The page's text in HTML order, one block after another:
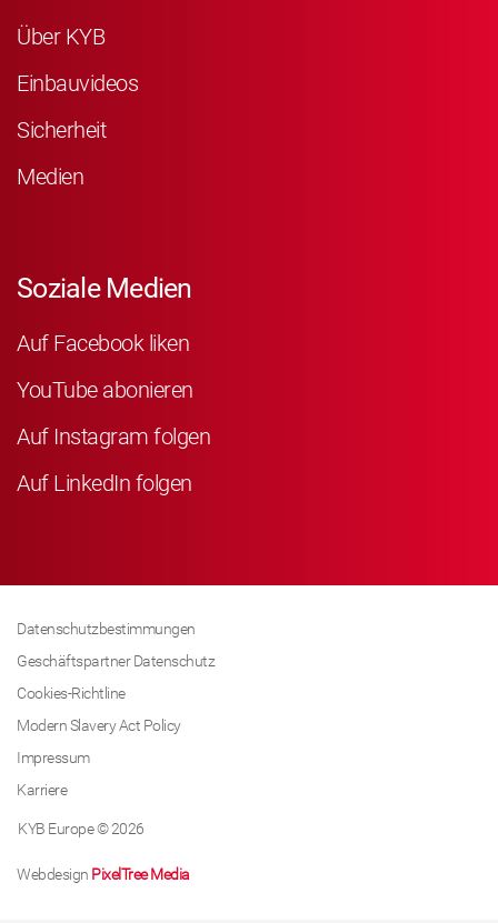
Über KYB
Einbauvideos
Sicherheit
Medien
Soziale Medien
Auf Facebook liken
YouTube abonieren
Auf Instagram folgen
Auf LinkedIn folgen
Datenschutzbestimmungen
Geschäftspartner Datenschutz
Cookies-Richtline
Modern Slavery Act Policy
Impressum
Karriere
KYB Europe © 2026
Webdesign PixelTree Media